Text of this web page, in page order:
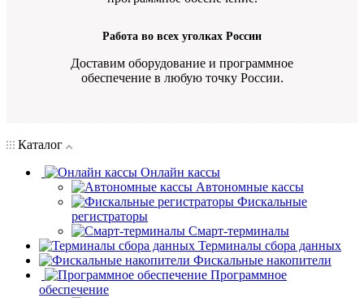
Работа во всех уголках России
Доставим оборудование и программное
обеспечение в любую точку России.
Каталог
Онлайн кассы
Автономные кассы
Фискальные
регистраторы
Смарт-терминалы
Терминалы сбора данных
Фискальные накопители
Программное
обеспечение